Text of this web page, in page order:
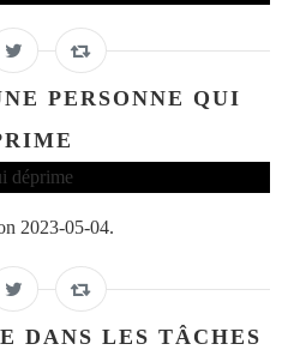
PERSONNE QUI
2023-05-04.
DANS LES TÂCHES